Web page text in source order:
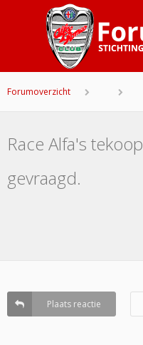
Forumoverzicht
Race Alfa's
gevraagd.
Plaats reactie